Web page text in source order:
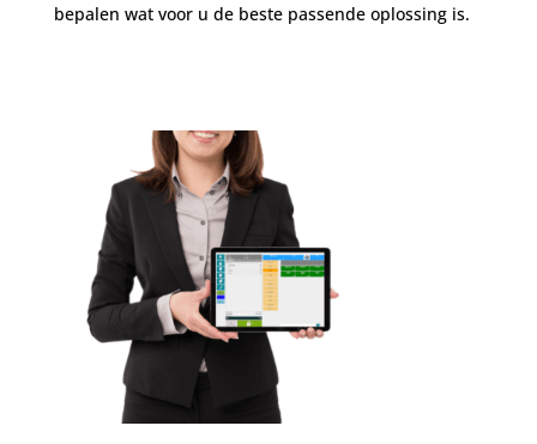
bepalen wat voor u de beste passende oplossing is.